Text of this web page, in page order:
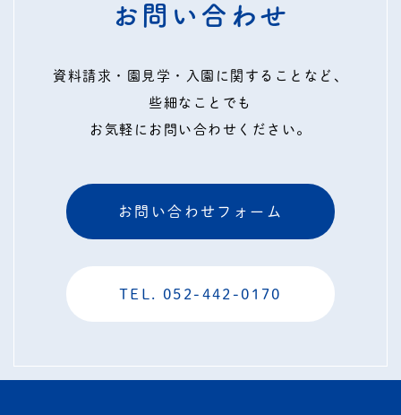
お問い合わせ
資料請求・園見学・入園に関することなど、
些細なことでも
お気軽にお問い合わせください。
お問い合わせフォーム
TEL. 052-442-0170